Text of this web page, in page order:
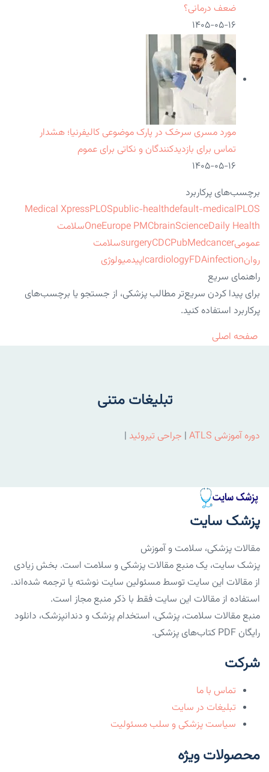
ضعف درمانی؟
۱۴۰۵-۰۵-۱۶
مورد مسری سرخک در پارک موضوعی کالیفرنیا؛ هشدار
تماس برای بازدیدکنندگان و نکاتی برای عموم
۱۴۰۵-۰۵-۱۶
برچسب‌های پرکاربرد
Medical XpressPLOSpublic-healthdefault-medicalPLOS
OneEurope PMCbrainScienceDaily Health
سلامت
عمومی
surgeryCDCPubMedcancer
سلامت
روان
cardiologyFDAinfection
اپیدمیولوژی
راهنمای سریع
برای پیدا کردن سریع‌تر مطالب پزشکی، از جستجو یا برچسب‌های
پرکاربرد استفاده کنید.
صفحه اصلی
تبلیغات متنی
دوره آموزشی ATLS | جراحی تیروئید |
پزشک سایت
مقالات پزشکی، سلامت و آموزش
پزشک سایت، یک منبع مقالات پزشکی و سلامت است. بخش زیادی
از مقالات این سایت توسط مسئولین سایت نوشته یا ترجمه شده‌اند.
استفاده از مقالات این سایت فقط با ذکر منبع مجاز است.
منبع مقالات سلامت، پزشکی، استخدام پزشک و دندانپزشک، دانلود
رایگان PDF کتاب‌های پزشکی.
شرکت
تماس با ما
تبلیغات در سایت
سیاست پزشکی و سلب مسئولیت
محصولات ویژه